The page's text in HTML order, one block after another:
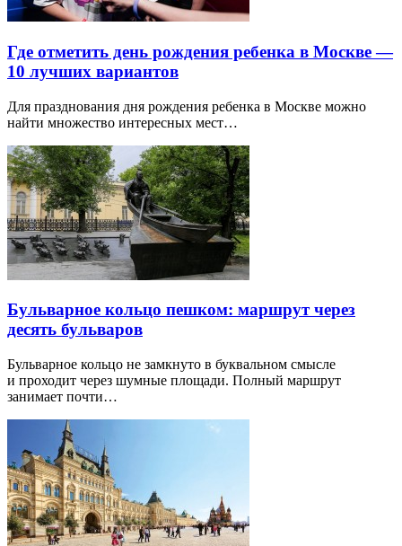
Где отметить день рождения ребенка в Москве —
10 лучших вариантов
Для празднования дня рождения ребенка в Москве можно
найти множество интересных мест…
Бульварное кольцо пешком: маршрут через
десять бульваров
Бульварное кольцо не замкнуто в буквальном смысле
и проходит через шумные площади. Полный маршрут
занимает почти…